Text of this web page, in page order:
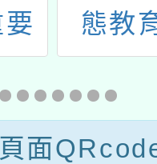
海
態教
心」
年度
火」
頁面